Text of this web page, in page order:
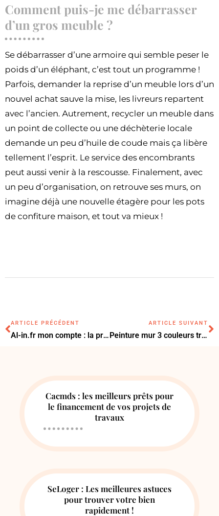
Comment puis-je me débarrasser
d’un gros meuble ?
Se débarrasser d’une armoire qui semble peser le
poids d’un éléphant, c’est tout un programme !
Parfois, demander la reprise d’un meuble lors d’un
nouvel achat sauve la mise, les livreurs repartent
avec l’ancien. Autrement, recycler un meuble dans
un point de collecte ou une déchèterie locale
demande un peu d’huile de coude mais ça libère
tellement l’esprit. Le service des encombrants
peut aussi venir à la rescousse. Finalement, avec
un peu d’organisation, on retrouve ses murs, on
imagine déjà une nouvelle étagère pour les pots
de confiture maison, et tout va mieux !
ARTICLE PRÉCÉDENT
Al-in.fr mon compte : la procédure pour suivre votre dossier de logement
ARTICLE SUIVANT
Peinture mur 3 couleurs triangle : la méthode pour des lignes parfaites
Cacmds : les meilleurs prêts pour
le financement de vos projets de
travaux
SeLoger : Les meilleures astuces
pour trouver votre bien
rapidement !